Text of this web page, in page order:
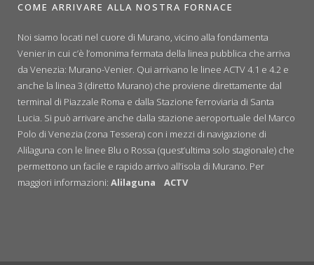
COME ARRIVARE ALLA NOSTRA FORNACE
Noi siamo locati nel cuore di Murano, vicino alla fondamenta
Venier in cui c’è l’omonima fermata della linea pubblica che arriva
da Venezia: Murano-Venier. Qui arrivano le linee ACTV 4.1 e 4.2 e
anche la linea 3 (diretto Murano) che proviene direttamente dal
terminal di Piazzale Roma e dalla Stazione ferroviaria di Santa
Lucia. Si può arrivare anche dalla stazione aeroportuale del Marco
Polo di Venezia (zona Tessera) con i mezzi di navigazione di
Alilaguna con le linee Blu o Rossa (quest’ultima solo stagionale) che
permettono un facile e rapido arrivo all’isola di Murano. Per
maggiori informazioni: Alilaguna ACTV